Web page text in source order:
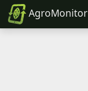
AgroMonitor